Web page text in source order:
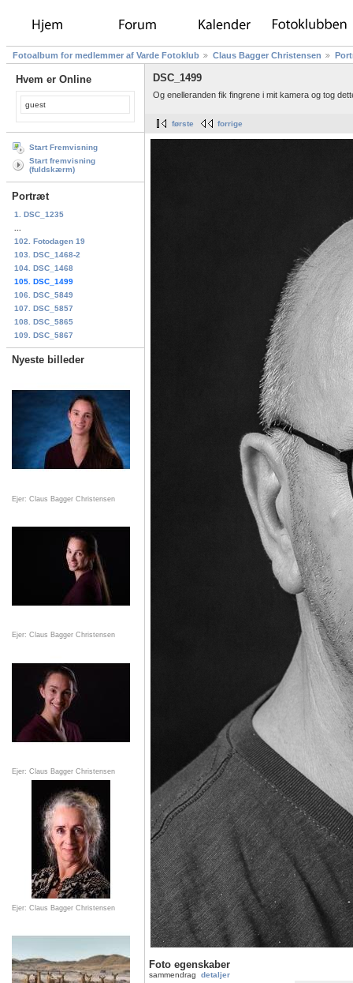
Fotoalbum for medlemmer af Varde Fotoklub Claus Bagger Christensen
Hvem er Online
guest
Start Fremvisning
Start fremvisning
(fuldskærm)
Portræt
1. DSC_1235
102. Fotodagen 19
103. DSC_1468-2
104. DSC_1468
105. DSC_1499
106. DSC_5849
107. DSC_5857
108. DSC_5865
109. DSC_5867
Nyeste billeder
Ejer: Claus Bagger Christensen
Ejer: Claus Bagger Christensen
Ejer: Claus Bagger Christensen
Ejer: Claus Bagger Christensen
DSC_1499
Og enelleranden fik fingrene i mit kamera og tog
første forrige
Foto egenskaber
sammendrag detaljer